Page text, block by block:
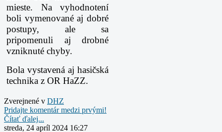
mieste. Na vyhodnotení
boli vymenované aj dobré
postupy, ale sa
pripomenuli aj drobné
vzniknuté chyby.
Bola vystavená aj hasičská
technika z OR HaZZ.
Zverejnené v DHZ
Pridajte komentár medzi prvými!
Čítať ďalej...
streda, 24 apríl 2024 16:27